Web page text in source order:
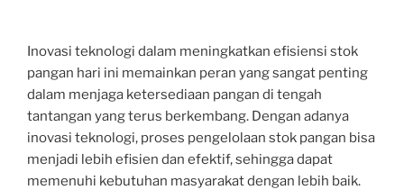
Inovasi teknologi dalam meningkatkan efisiensi stok
pangan hari ini memainkan peran yang sangat penting
dalam menjaga ketersediaan pangan di tengah
tantangan yang terus berkembang. Dengan adanya
inovasi teknologi, proses pengelolaan stok pangan bisa
menjadi lebih efisien dan efektif, sehingga dapat
memenuhi kebutuhan masyarakat dengan lebih baik.